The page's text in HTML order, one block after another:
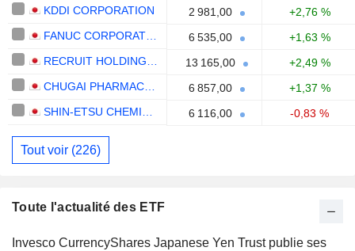
KDDI CORPORATION
2 981,00
+2,76 %
6 535,00
+1,63 %
13 165,00
+2,49 %
6 857,00
+1,37 %
6 116,00 -0,83 %
Tout voir (226)
Toute l'actualité des ETF
Invesco CurrencyShares Japanese Yen Trust publie ses